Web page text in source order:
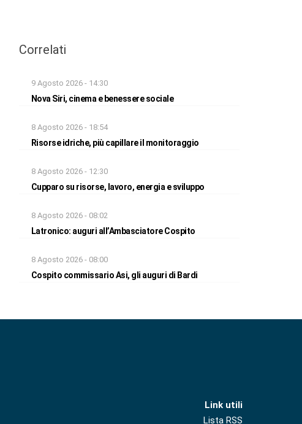
Correlati
9 Agosto 2026 - 14:30
Nova Siri, cinema e benessere sociale
8 Agosto 2026 - 18:54
Risorse idriche, più capillare il monitoraggio
8 Agosto 2026 - 12:30
Cupparo su risorse, lavoro, energia e sviluppo
8 Agosto 2026 - 08:02
Latronico: auguri all’Ambasciatore Cospito
8 Agosto 2026 - 08:00
Cospito commissario Asi, gli auguri di Bardi
Link utili
Lista RSS